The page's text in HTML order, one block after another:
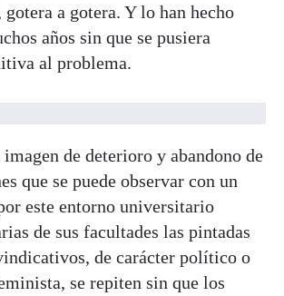
gotera a gotera. Y lo han hecho
años sin que se pusiera
al problema.
de deterioro y abandono de
que se puede observar con un
este entorno universitario
de sus facultades las pintadas
de carácter político o
se repiten sin que los